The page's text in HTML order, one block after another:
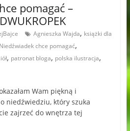
pomagać –
Agnieszka Wajda, książki dla
Niedźwiadek chce pomagać,
, patronat bloga, polska ilustracja,
Wam piękną i
niedźwiedziu, który szuka
zajrzeć do wnętrza tej